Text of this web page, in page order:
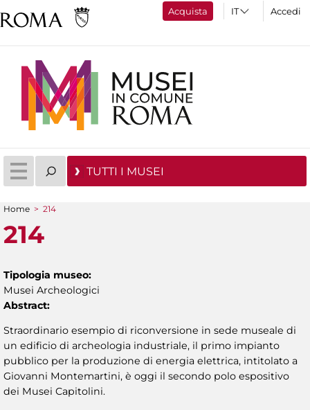
Acquista Accedi
TUTTI I MUSEI
Tu sei qui
Home > 214
214
Tipologia museo:
Musei Archeologici
Abstract:
Straordinario esempio di riconversione in sede museale di
un edificio di archeologia industriale, il primo impianto
pubblico per la produzione di energia elettrica, intitolato a
Giovanni Montemartini, è oggi il secondo polo espositivo
dei Musei Capitolini.